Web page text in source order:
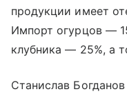
продукции имеет
Импорт огурцов —
клубника — 25%, а
Станислав